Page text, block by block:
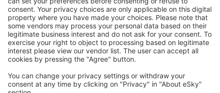
Copyright © eSky.hu Minden jog fenntartva.